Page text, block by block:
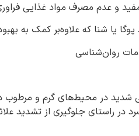
و عدم مصرف مواد غذایی
یا شنا که علاوه‌بر کمک به
روان‌شناسی
شدید در محیط‌های گرم و
در راستای جلوگیری از